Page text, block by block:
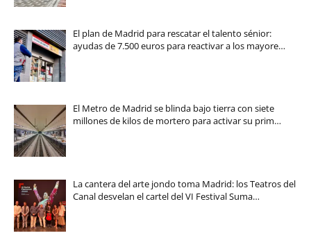
El plan de Madrid para rescatar el talento sénior:
ayudas de 7.500 euros para reactivar a los mayore…
El Metro de Madrid se blinda bajo tierra con siete
millones de kilos de mortero para activar su prim…
La cantera del arte jondo toma Madrid: los Teatros del
Canal desvelan el cartel del VI Festival Suma…